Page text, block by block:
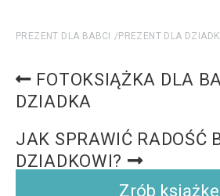
PREZENT DLA BABCI PREZENT DLA
FOTOKSIĄŻKA DLA
DZIADKA
JAK SPRAWIĆ RADOŚĆ
DZIADKOWI?
Zrób książkę